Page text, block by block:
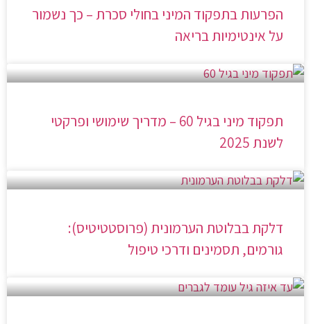
הפרעות בתפקוד המיני בחולי סכרת – כך נשמור
על אינטימיות בריאה
תפקוד מיני בגיל 60 – מדריך שימושי ופרקטי
לשנת 2025
דלקת בבלוטת הערמונית (פרוסטטיטיס):
גורמים, תסמינים ודרכי טיפול